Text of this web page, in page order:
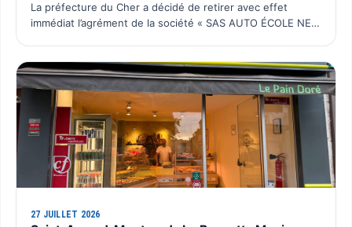
La préfecture du Cher a décidé de retirer avec effet
immédiat l’agrément de la société « SAS AUTO ÉCOLE NEW
27 JUILLET 2026